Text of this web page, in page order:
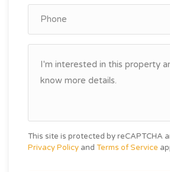
This site is protected by reCAPTCHA
Privacy Policy and Terms of Service